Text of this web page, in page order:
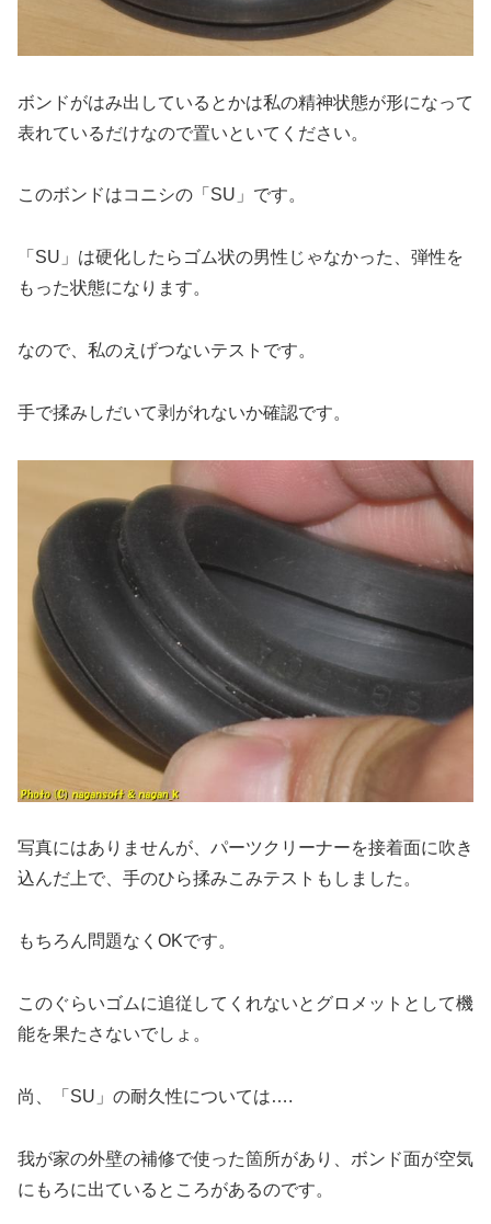
ボンドがはみ出しているとかは私の精神状態が形になって
表れているだけなので置いといてください。
このボンドはコニシの「SU」です。
「SU」は硬化したらゴム状の男性じゃなかった、弾性を
もった状態になります。
なので、私のえげつないテストです。
手で揉みしだいて剥がれないか確認です。
写真にはありませんが、パーツクリーナーを接着面に吹き
込んだ上で、手のひら揉みこみテストもしました。
もちろん問題なくOKです。
このぐらいゴムに追従してくれないとグロメットとして機
能を果たさないでしょ。
尚、「SU」の耐久性については….
我が家の外壁の補修で使った箇所があり、ボンド面が空気
にもろに出ているところがあるのです。